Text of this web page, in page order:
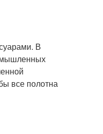
В
все полотна